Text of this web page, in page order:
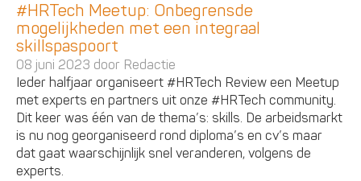
#HRTech Meetup: Onbegrensde
mogelijkheden met een integraal
skillspaspoort
08 juni 2023 door Redactie
Ieder halfjaar organiseert #HRTech Review een Meetup
met experts en partners uit onze #HRTech community.
Dit keer was één van de thema’s: skills. De arbeidsmarkt
is nu nog georganiseerd rond diploma’s en cv’s maar
dat gaat waarschijnlijk snel veranderen, volgens de
experts.